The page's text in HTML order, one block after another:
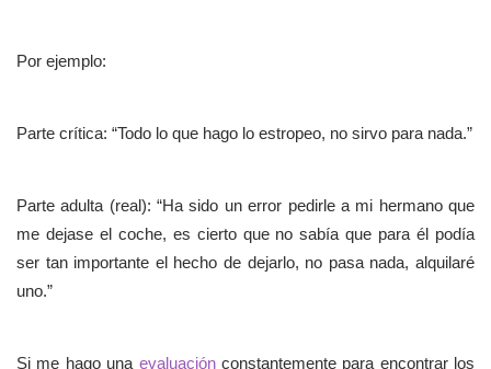
Por ejemplo:
Parte crítica: “Todo lo que hago lo estropeo, no sirvo para nada.”
Parte adulta (real): “Ha sido un error pedirle a mi hermano que
me dejase el coche, es cierto que no sabía que para él podía
ser tan importante el hecho de dejarlo, no pasa nada, alquilaré
uno.”
Si me hago una evaluaciónconstantemente para encontrar los